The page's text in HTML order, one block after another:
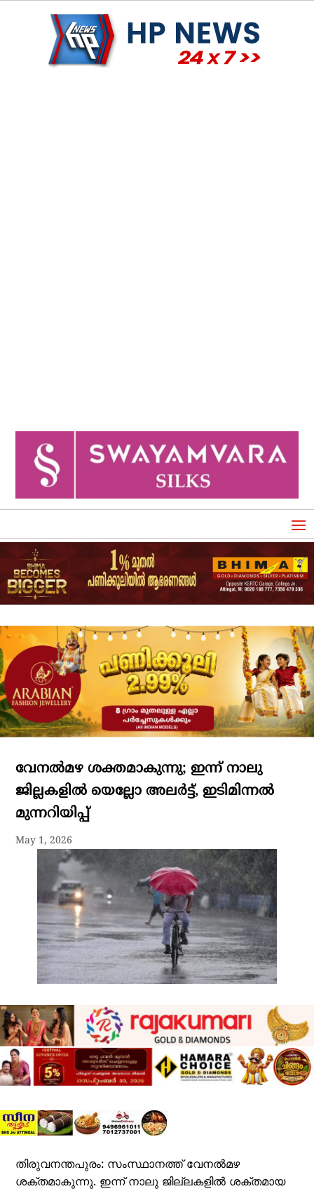
വേനല്‍മഴ ശക്തമാകുന്നു; ഇന്ന് നാലു
ജില്ലകളില്‍ യെല്ലോ അലര്‍ട്ട്, ഇടിമിന്നല്‍
മുന്നറിയിപ്പ്
May 1, 2026
തിരുവനന്തപുരം: സംസ്ഥാനത്ത് വേനല്‍മഴ
ശക്തമാകുന്നു. ഇന്ന് നാലു ജില്ലകളില്‍ ശക്തമായ